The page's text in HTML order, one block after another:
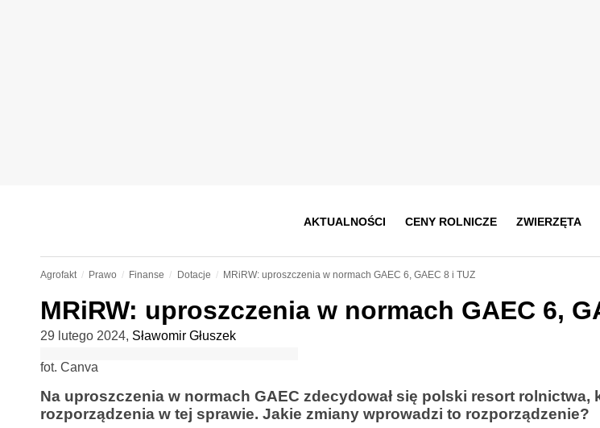
AKTUALNOŚCI CENY ROLNICZE ZWIERZĘTA
Agrofakt Prawo Finanse Dotacje MRiRW: uproszczenia w normach GAEC 6, GAEC 8 i TUZ
MRiRW: uproszczenia w normach GAEC 6,
29 lutego 2024, Sławomir Głuszek
fot. Canva
Na uproszczenia w normach GAEC zdecydował się polski resort rolnictwa,
rozporządzenia w tej sprawie. Jakie zmiany wprowadzi to rozporządzenie?